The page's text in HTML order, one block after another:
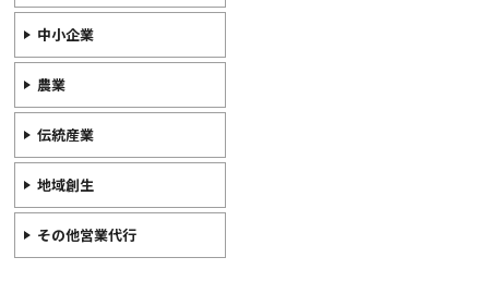
中小企業
農業
伝統産業
地域創生
その他営業代行